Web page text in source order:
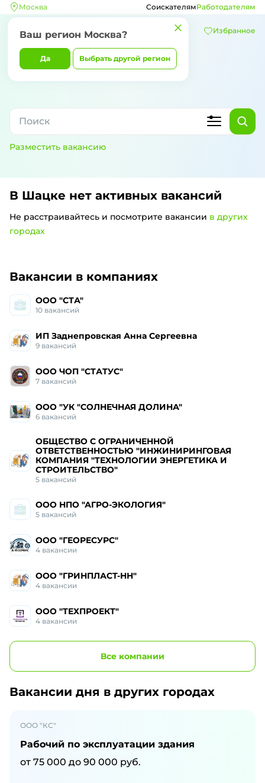
Москва
Ваш регион Москва?
Да Выбрать другой регион
СоискателямРаботодателям
Избранное
Разместить вакансию
В Шацке нет активных вакансий
Не расстраивайтесь и посмотрите вакансии в других
городах
Работа и вакансиив Шацке
Вакансии в компаниях
ООО "СТА"
10 вакансий
ИП Заднепровская Анна Сергеевна
9 вакансий
ООО ЧОП "СТАТУС"
7 вакансий
ООО "УК "СОЛНЕЧНАЯ ДОЛИНА"
6 вакансий
ОБЩЕСТВО С ОГРАНИЧЕННОЙ
ОТВЕТСТВЕННОСТЬЮ "ИНЖИНИРИНГОВАЯ
КОМПАНИЯ "ТЕХНОЛОГИИ ЭНЕРГЕТИКА И
СТРОИТЕЛЬСТВО"
5 вакансий
ООО НПО "АГРО-ЭКОЛОГИЯ"
5 вакансий
ООО "ГЕОРЕСУРС"
4 вакансии
ООО "ГРИНПЛАСТ-НН"
4 вакансии
ООО "ТЕХПРОЕКТ"
4 вакансии
Все компании
Вакансии дня в других городах
ООО "КС"
Рабочий по эксплуатации здания
от 75 000 до 90 000 руб.